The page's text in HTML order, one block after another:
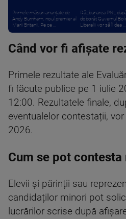
Primele măsuri anunțate de
Andy Burnham, noul premier al
Marii Britanii. Pe ce ...
Răzbunarea PNL
doborât Guvernul
Liberalii vor să îl dea ...
Când vor fi afișate
Primele rezultate ale
fi făcute publice pe 1 iulie
12:00. Rezultatele finale,
eventualelor contestații,
2026.
Cum se pot contesta
Elevii și părinții sau
candidaților minori pot
lucrărilor scrise după